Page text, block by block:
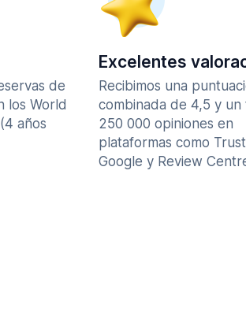
de
los World
años
Excelentes
Recibimos una
combinada de 4,5 y un
250 000 opiniones en
plataformas como
Google y Review